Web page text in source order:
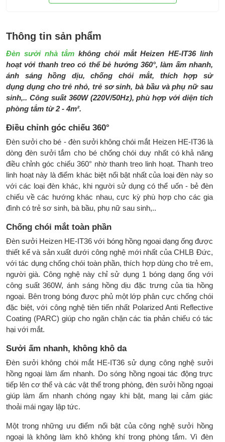
Thông tin sản phẩm
Đèn sưởi nhà tắm không chói mắt Heizen HE-IT36 linh
hoạt với thanh treo có thể bẻ hướng 360°, làm ấm nhanh,
ánh sáng hồng dịu, chống chói mắt, thích hợp sử
dụng dụng cho trẻ nhỏ, trẻ sơ sinh, bà bầu và phụ nữ sau
sinh,.. Công suất 360W (220V/50Hz), phù hợp với diện tích
phòng tắm từ 2 - 4m².
Điều chỉnh góc chiếu 360°
Đèn sưởi cho bé - đèn sưởi không chói mắt Heizen HE-IT36 là
dòng đèn sưởi tắm cho bé chống chói duy nhất có khả năng
điều chỉnh góc chiếu 360° nhờ thanh treo linh hoạt. Thanh treo
linh hoạt này là điểm khác biệt nổi bật nhất của loại đèn này so
với các loại đèn khác, khi người sử dụng có thể uốn - bẻ đèn
chiếu về các hướng khác nhau, cực kỳ phù hợp cho các gia
đình có trẻ sơ sinh, bà bầu, phụ nữ sau sinh,..
Chống chói mắt toàn phần
Đèn sưởi Heizen HE-IT36 với bóng hồng ngoại dạng ống được
thiết kế và sản xuất dưới công nghệ mới nhất của CHLB Đức,
với tác dụng chống chói toàn phần, thích hợp dùng cho trẻ em,
người già. Công nghệ này chỉ sử dụng 1 bóng dạng ống với
công suất 360W, ánh sáng hồng dịu đặc trưng của tia hồng
ngoại. Bên trong bóng được phủ một lớp phân cực chống chói
đặc biệt, với công nghệ tiên tiến nhất Polarized Anti Reflective
Coating (PARC) giúp cho ngăn chặn các tia phản chiếu có tác
hại với mắt.
Sưởi ấm nhanh, không khô da
Đèn sưởi không chói mắt HE-IT36 sử dụng công nghệ sưởi
hồng ngoại làm ấm nhanh. Do sóng hồng ngoại tác động trực
tiếp lên cơ thể và các vật thể trong phòng, đèn sưởi hồng ngoại
giúp làm ấm nhanh chóng ngay khi bật, mang lại cảm giác
thoải mái ngay lập tức.
Một trong những ưu điểm nổi bật của công nghệ sưởi hồng
ngoại là không làm khô không khí trong phòng tắm. Vì đèn
Có khả năng điều chỉnh góc chiếu
Phụ kiện đi cùng: HDSD, móc treo 2 vít nở, thanh treo
Kích thước: Chiều dài 300 mm
Trọng lượng: Hãng không công bố
Thương hiệu: Heizen
Sản xuất tại:
Bảo hành: 5 năm